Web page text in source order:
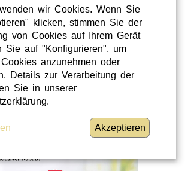
Steiermark
wir Cookies. Wenn Sie
klicken, stimmen Sie der
von Cookies auf Ihrem Gerät
Sie auf "Konfigurieren", um
anzunehmen oder
Details zur Verarbeitung der
Sie in unserer
Akzeptieren